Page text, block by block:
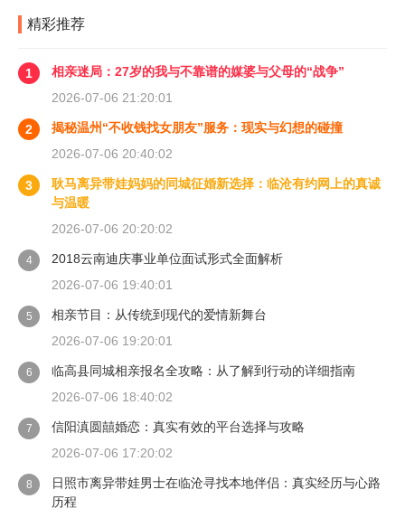
精彩推荐
1
相亲迷局：27岁的我与不靠谱的媒婆与父母的“战争”
2026-07-06 21:20:01
2
揭秘温州“不收钱找女朋友”服务：现实与幻想的碰撞
2026-07-06 20:40:02
3
耿马离异带娃妈妈的同城征婚新选择：临沧有约网上的真诚
与温暖
2026-07-06 20:20:02
4
2018云南迪庆事业单位面试形式全面解析
2026-07-06 19:40:01
5
相亲节目：从传统到现代的爱情新舞台
2026-07-06 19:20:01
6
临高县同城相亲报名全攻略：从了解到行动的详细指南
2026-07-06 18:40:02
7
信阳滇圆囍婚恋：真实有效的平台选择与攻略
2026-07-06 17:20:02
8
日照市离异带娃男士在临沧寻找本地伴侣：真实经历与心路
历程